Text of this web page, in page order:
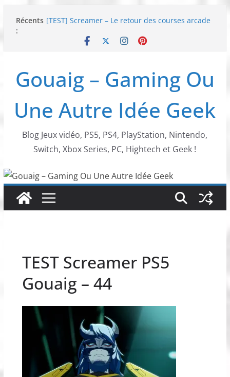
Récents
:
[TEST] Screamer – Le retour des courses arcade
SWITCH 2 : Nouveaux accessoires Turtle Beach X
SNK NEOGEO AES+ : un succès dingue !
NEOGEO AES+ : La légende de l’arcade est de
Gouaig – Gaming Ou
Une Autre Idée Geek
Blog Jeux vidéo, PS5, PS4, PlayStation, Nintendo,
Switch, Xbox Series, PC, Hightech et Geek !
TEST Screamer PS5
Gouaig – 44